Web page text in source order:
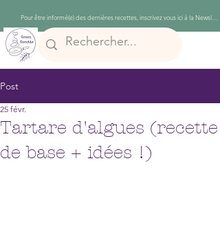
Post
Tartare d'algues (recette
de base + idées !)
25 févr.